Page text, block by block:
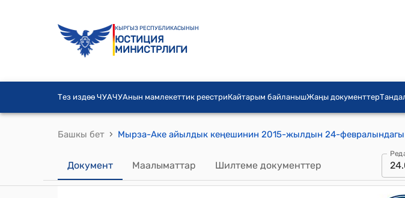
КЫРГЫЗ РЕСПУБЛИКАСЫНЫН
ЮСТИЦИЯ
МИНИСТРЛИГИ
Тез издөө ЧУАЧУАнын мамлекеттик реестриКайтарым байланышЖаңы документтер
Башкы бет ›
Документ Маалыматтар Шилтеме документтер